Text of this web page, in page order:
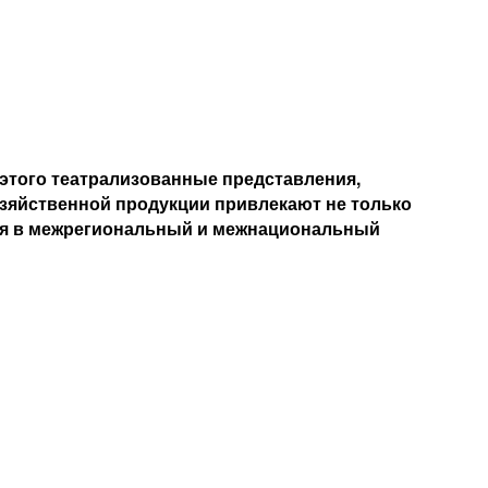
театрализованные представления,
продукции привлекают не только
в межрегиональный и межнациональный